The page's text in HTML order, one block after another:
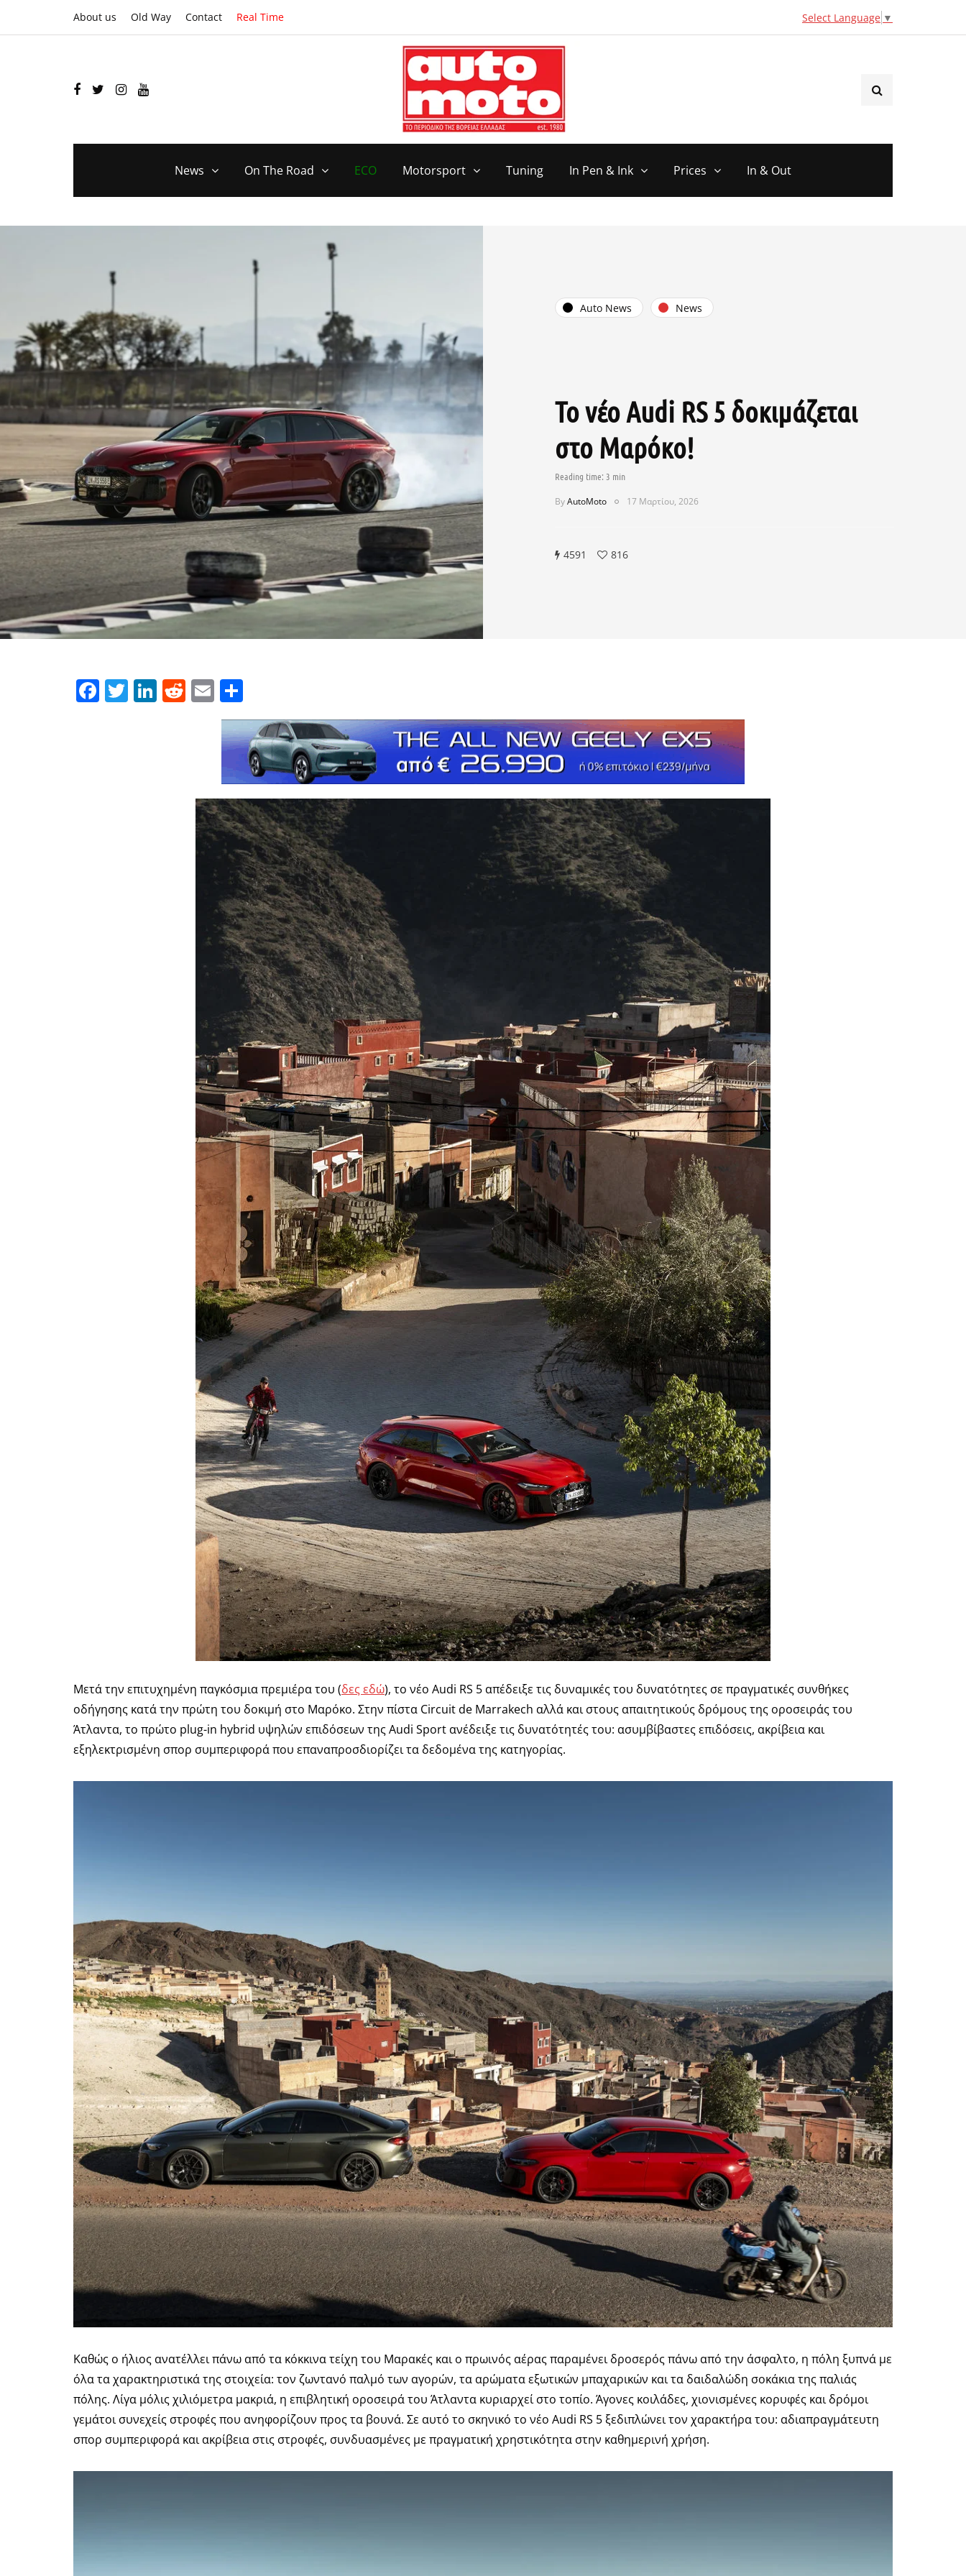
About us Old Way Contact Real Time Select Language ▼
News On The Road ECO Motorsport Tuning In Pen & Ink Prices In & Out
Auto News News
Το νέο Audi RS 5 δοκιμάζεται
στο Μαρόκο!
ByAutoMoto 17 Μαρτίου, 2026
4591 816
Facebook
Twitter
LinkedIn
Reddit
Email
Μετά την επιτυχημένη παγκόσμια πρεμιέρα του (δες εδώ), το νέο Audi RS 5 απέδειξε τις δυναμικές του δυνατότητες σε πραγματικές συνθήκες
οδήγησης κατά την πρώτη του δοκιμή στο Μαρόκο. Στην πίστα Circuit de Marrakech αλλά και στους απαιτητικούς δρόμους της οροσειράς του
Άτλαντα, το πρώτο plug-in hybrid υψηλών επιδόσεων της Audi Sport ανέδειξε τις δυνατότητές του: ασυμβίβαστες επιδόσεις, ακρίβεια και
εξηλεκτρισμένη σπορ συμπεριφορά που επαναπροσδιορίζει τα δεδομένα της κατηγορίας.
Καθώς ο ήλιος ανατέλλει πάνω από τα κόκκινα τείχη του Μαρακές και ο πρωινός αέρας παραμένει δροσερός πάνω από την άσφαλτο, η πόλη ξυπνά με
όλα τα χαρακτηριστικά της στοιχεία: τον ζωντανό παλμό των αγορών, τα αρώματα εξωτικών μπαχαρικών και τα δαιδαλώδη σοκάκια της παλιάς
πόλης. Λίγα μόλις χιλιόμετρα μακριά, η επιβλητική οροσειρά του Άτλαντα κυριαρχεί στο τοπίο. Άγονες κοιλάδες, χιονισμένες κορυφές και δρόμοι
γεμάτοι συνεχείς στροφές που ανηφορίζουν προς τα βουνά. Σε αυτό το σκηνικό το νέο Audi RS 5 ξεδιπλώνει τον χαρακτήρα του: αδιαπραγμάτευτη
σπορ συμπεριφορά και ακρίβεια στις στροφές, συνδυασμένες με πραγματική χρηστικότητα στην καθημερινή χρήση.